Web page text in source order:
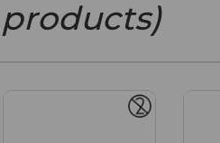
products)